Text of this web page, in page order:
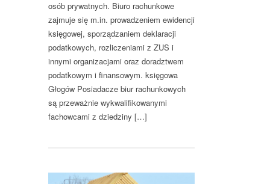
osób prywatnych. Biuro rachunkowe
zajmuje się m.in. prowadzeniem ewidencji
księgowej, sporządzaniem deklaracji
podatkowych, rozliczeniami z ZUS i
innymi organizacjami oraz doradztwem
podatkowym i finansowym. księgowa
Głogów Posiadacze biur rachunkowych
są przeważnie wykwalifikowanymi
fachowcami z dziedziny […]